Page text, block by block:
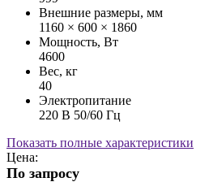
Внешние размеры, мм
1160 × 600 × 1860
Мощность, Вт
4600
Вес, кг
40
Электропитание
220 В 50/60 Гц
Показать полные характеристики
Цена:
По запросу